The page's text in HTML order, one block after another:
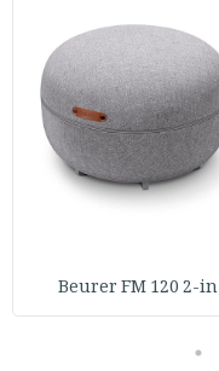
Beurer FM 120 2-in
5